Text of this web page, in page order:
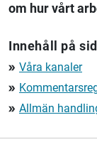
om hur vårt
Innehåll på
double_arrow Våra kanaler
double_arrow
double_arrow Allmän